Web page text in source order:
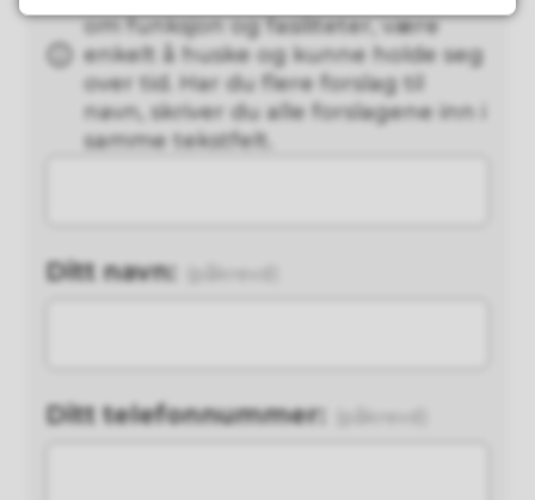
om funksjon og fasiliteter, være
enkelt å huske og kunne holde seg
over tid. Har du flere forslag til
navn, skriver du alle forslagene inn i
samme tekstfelt.
Ditt navn:
Ditt telefonnummer: